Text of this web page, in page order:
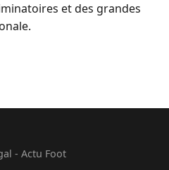
et des grandes
- Actu Foot